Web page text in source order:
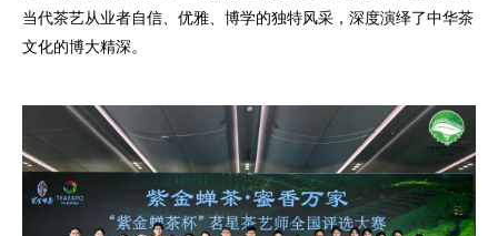
当代茶艺从业者自信、优雅、博学的独特风采，深度演绎了中华茶
文化的博大精深。